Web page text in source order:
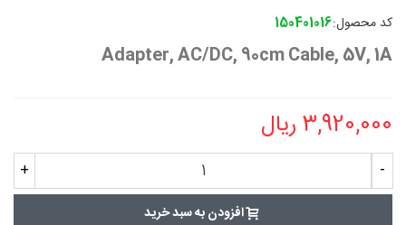
کد محصول:150401016
Adapter, AC/DC, 90cm Cable, 5V, 1A
3,920,000 ریال
-
+
افزودن به سبد خرید